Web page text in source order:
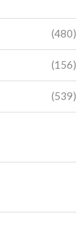
(480)
(156)
(539)